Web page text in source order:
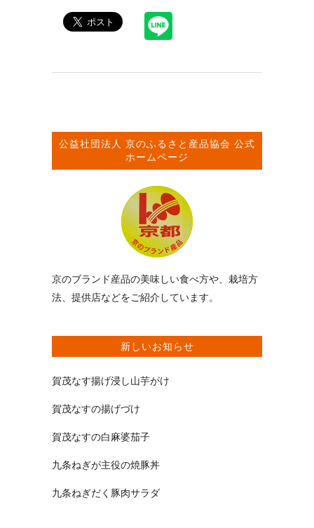
公益社団法人 京のふるさと産品協会 公式
ホームページ
京のブランド産品の美味しい食べ方や、栽培方
法、提供店などをご紹介しています。
新しいお知らせ
賀茂なす揚げ浸し山芋がけ
賀茂なすの揚げづけ
賀茂なすの白麻婆茄子
九条ねぎが主役の焼豚丼
九条ねぎだく豚肉サラダ